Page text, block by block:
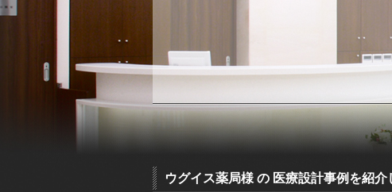
ウグイス薬局様 の 医療設計事例を紹介